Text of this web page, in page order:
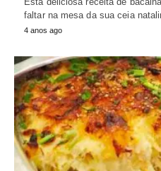
faltar na mesa da sua ceia
4 anos ago